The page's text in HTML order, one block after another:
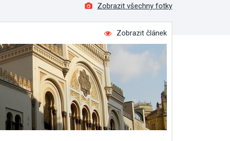
Zobrazit všechny fotky
Zobrazit článek